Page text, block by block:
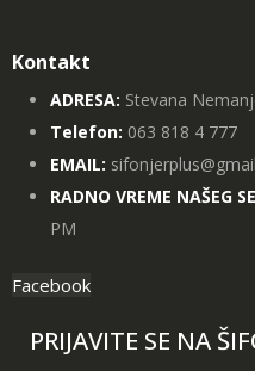
Kontakt
ADRESA: Stevana
Telefon: 063 818 4 777
EMAIL:
RADNO VREME NAŠEG
PM
Facebook
PRIJAVITE SE NA